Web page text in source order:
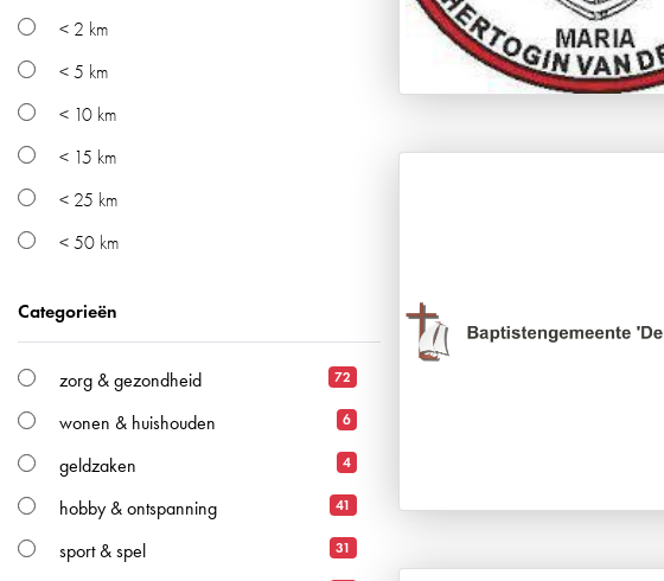
< 2 km
< 5 km
< 10 km
< 15 km
< 25 km
< 50 km
Categorieën
zorg & gezondheid 72
wonen & huishouden 6
geldzaken 4
hobby & ontspanning 41
sport & spel 31